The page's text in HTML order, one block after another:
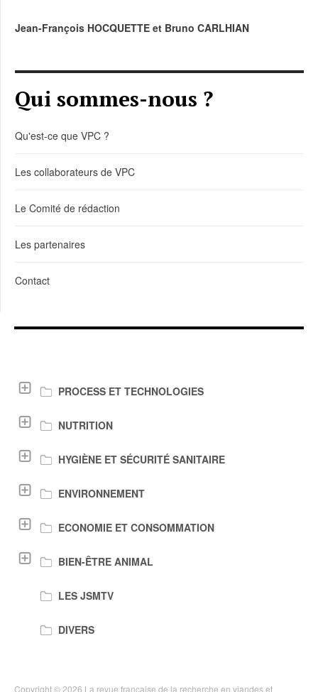
Jean-François HOCQUETTE et Bruno CARLHIAN
Qui sommes-nous ?
Qu'est-ce que VPC ?
Les collaborateurs de VPC
Le Comité de rédaction
Les partenaires
Contact
PROCESS ET TECHNOLOGIES
NUTRITION
HYGIÈNE ET SÉCURITÉ SANITAIRE
ENVIRONNEMENT
ECONOMIE ET CONSOMMATION
BIEN-ÊTRE ANIMAL
LES JSMTV
DIVERS
Copyright © 2026 La revue française de la recherche en viandes et